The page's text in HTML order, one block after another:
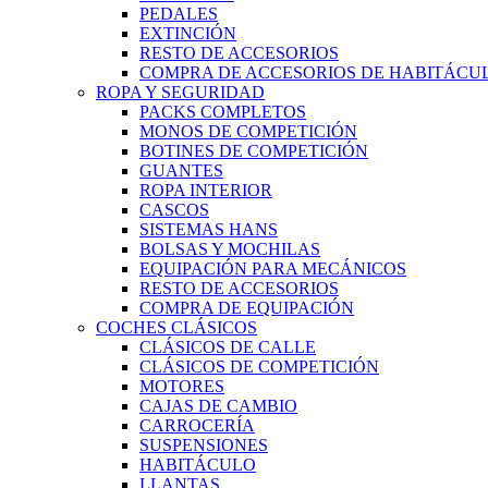
PEDALES
EXTINCIÓN
RESTO DE ACCESORIOS
COMPRA DE ACCESORIOS DE
ROPA Y SEGURIDAD
PACKS COMPLETOS
MONOS DE COMPETICIÓN
BOTINES DE COMPETICIÓN
GUANTES
ROPA INTERIOR
CASCOS
SISTEMAS HANS
BOLSAS Y MOCHILAS
EQUIPACIÓN PARA MECÁNICOS
RESTO DE ACCESORIOS
COMPRA DE EQUIPACIÓN
COCHES CLÁSICOS
CLÁSICOS DE CALLE
CLÁSICOS DE COMPETICIÓN
MOTORES
CAJAS DE CAMBIO
CARROCERÍA
SUSPENSIONES
HABITÁCULO
LLANTAS